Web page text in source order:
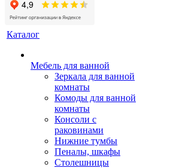
Каталог
Мебель для ванной
Зеркала для ванной
комнаты
Комоды для ванной
комнаты
Консоли с
раковинами
Нижние тумбы
Пеналы, шкафы
Столешницы